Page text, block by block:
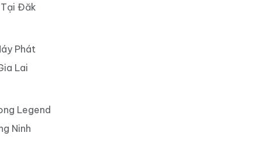
Đăk
Phát
Lai
Legend
Ninh